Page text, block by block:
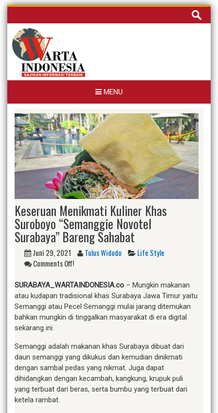
Skip
content
Cari
untuk:
MENU
Keseruan Menikmati Kuliner Khas
Suroboyo “Semanggie Novotel
Surabaya” Bareng Sahabat
Juni 29, 2021 Tulus Widodo
Life Style
Comments Off!
SURABAYA_WARTAINDONESIA.co – Mungkin makanan
atau kudapan tradisional khas Surabaya Jawa Timur yaitu
Semanggi atau Pecel Semanggi mulai jarang ditemukan
bahkan mungkin di tinggalkan masyarakat di era digital
sekarang ini.
Semanggi adalah makanan khas Surabaya dibuat dari
daun semanggi yang dikukus dan kemudian dinikmati
dengan sambal pedas yang nikmat. Juga dapat
dihidangkan dengan kecambah, kangkung, krupuk puli
yang terbuat dari beras, serta bumbu yang terbuat dari
ketela rambat.